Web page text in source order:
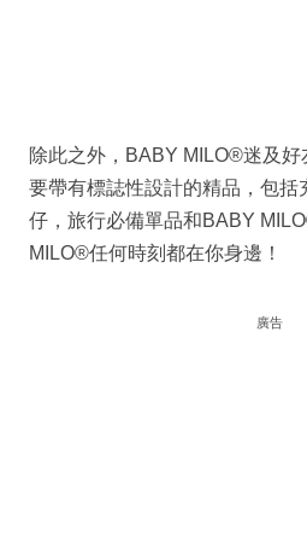
除此之外，BABY MILO®迷及
要帶有標誌性設計的精品，包括
仔，旅行必備單品和BABY
MILO®任何時刻都在你身邊！
廣告